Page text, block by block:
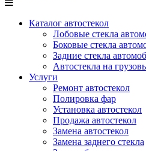
Каталог автостекол
Лобовые стекла
Боковые стекла
Задние стекла
Автостекла на
Услуги
Ремонт автостекол
Полировка фар
Установка автостекол
Продажа автостекол
Замена автостекол
Замена заднего стекла